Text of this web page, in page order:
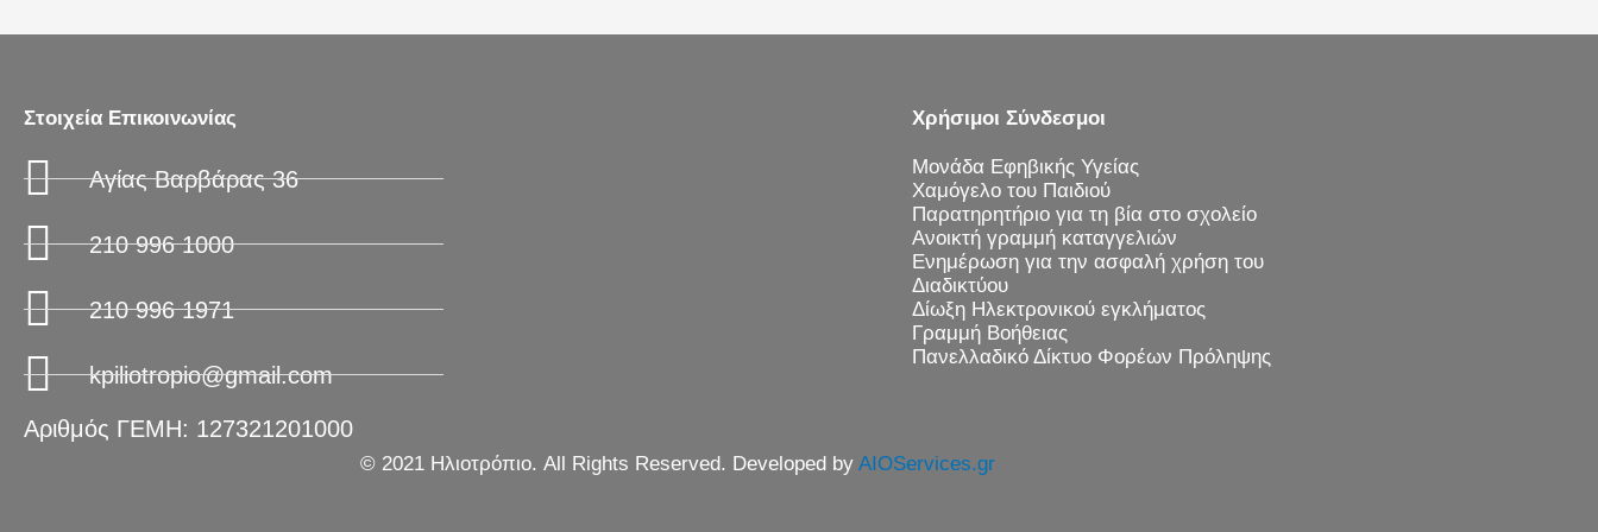
Στοιχεία Επικοινωνίας
Αγίας Βαρβάρας 36
210 996 1000
210 996 1971
kpiliotropio@gmail.com
Αριθμός ΓΕΜΗ: 127321201000
Χρήσιμοι Σύνδεσμοι
Μονάδα Εφηβικής Υγείας
Χαμόγελο του Παιδιού
Παρατηρητήριο για τη βία στο σχολείο
Ανοικτή γραμμή καταγγελιών
Ενημέρωση για την ασφαλή χρήση του
Διαδικτύου
Δίωξη Ηλεκτρονικού εγκλήματος
Γραμμή Βοήθειας
Πανελλαδικό Δίκτυο Φορέων Πρόληψης
© 2021 Ηλιοτρόπιο. All Rights Reserved. Developed by AIOServices.gr